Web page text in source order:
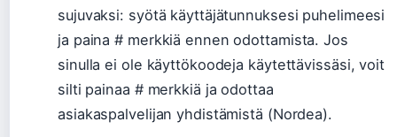
sujuvaksi: syötä käyttäjätunnuksesi puhelimeesi
ja paina # merkkiä ennen odottamista. Jos
sinulla ei ole käyttökoodeja käytettävissäsi, voit
silti painaa # merkkiä ja odottaa
asiakaspalvelijan yhdistämistä (Nordea).